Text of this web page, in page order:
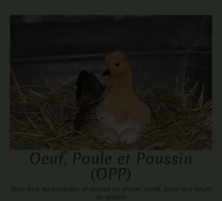
Oeuf, Poule et Poussin
(OPP)
Bien-être au poulailler et poules en pleine santé, pour des oeufs
de qualité